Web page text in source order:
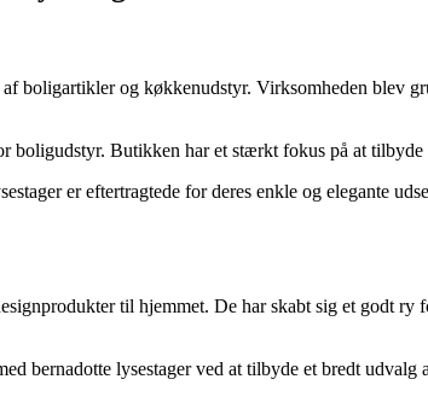
boligartikler og køkkenudstyr. Virksomheden blev
boligudstyr. Butikken har et stærkt fokus på at
er eftertragtede for deres enkle og elegante
til hjemmet. De har skabt sig et godt
bernadotte lysestager ved at tilbyde et bredt